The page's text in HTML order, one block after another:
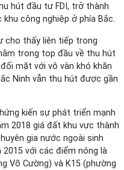
hút đầu tư FDI, trở thành
công nghiệp ở phía Bắc.
cho thấy liên tiếp trong
trong top đầu về thu hút
mặt với vô vàn khó khăn
Ninh vẫn thu hút được gần
kiến sự phát triển mạnh
2018 giá đất khu vực thành
gia nước ngoài sinh
với các điểm nóng là
Võ Cường) và K15 (phường